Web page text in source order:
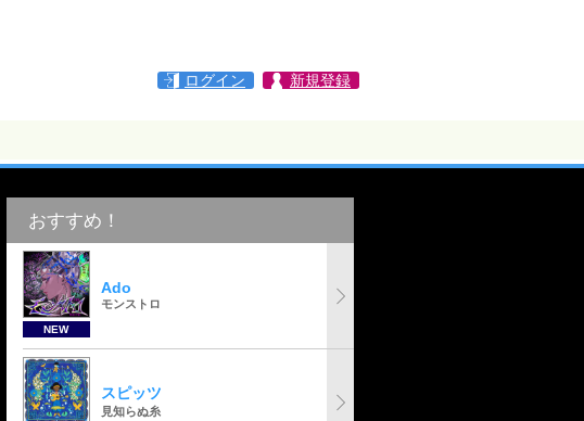
ログイン 新規登録
おすすめ！
NEW
Ado
モンストロ
スピッツ
見知らぬ糸